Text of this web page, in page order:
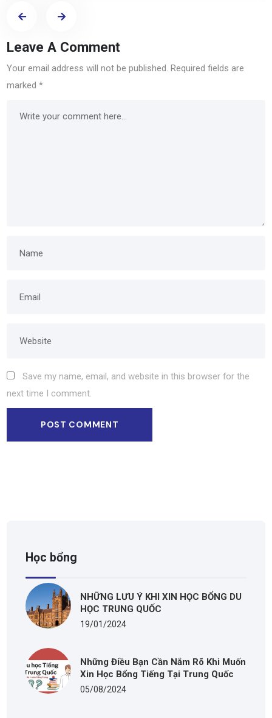
Leave A Comment
Your email address will not be published. Required fields are
marked*
Save my name, email, and website in this browser for the
next time I comment.
Học bổng
NHỮNG LƯU Ý KHI XIN HỌC BỔNG DU
HỌC TRUNG QUỐC
19/01/2024
Những Điều Bạn Cần Nắm Rõ Khi Muốn
Xin Học Bổng Tiếng Tại Trung Quốc
05/08/2024